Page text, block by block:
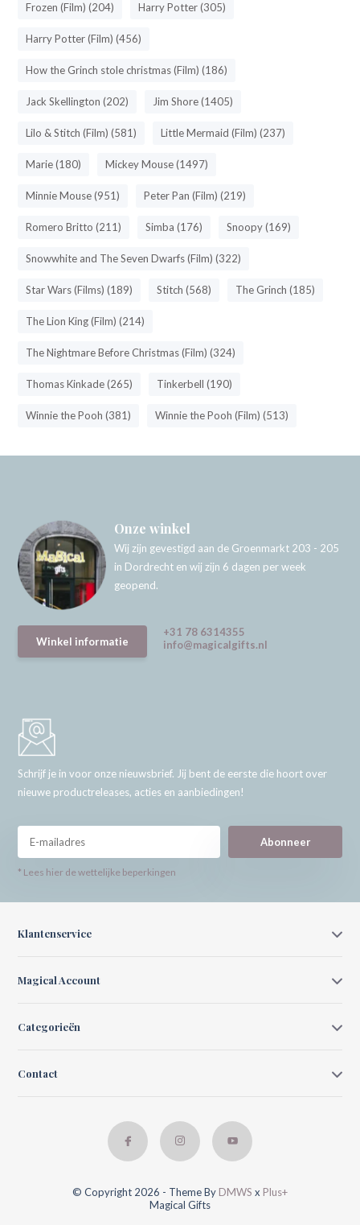
Frozen (Film) (204) Harry Potter (305)
Harry Potter (Film) (456)
How the Grinch stole christmas (Film) (186)
Jack Skellington (202) Jim Shore (1405)
Lilo & Stitch (Film) (581) Little Mermaid (Film) (237)
Marie (180) Mickey Mouse (1497)
Minnie Mouse (951) Peter Pan (Film) (219)
Romero Britto (211) Simba (176) Snoopy (169)
Snowwhite and The Seven Dwarfs (Film) (322)
Star Wars (Films) (189) Stitch (568) The Grinch (185)
The Lion King (Film) (214)
The Nightmare Before Christmas (Film) (324)
Thomas Kinkade (265) Tinkerbell (190)
Winnie the Pooh (381) Winnie the Pooh (Film) (513)
Onze winkel
Wij zijn gevestigd aan de Groenmarkt 203 - 205
in Dordrecht en wij zijn 6 dagen per week
geopend.
Winkel informatie
+31 78 6314355
info@magicalgifts.nl
Schrijf je in voor onze nieuwsbrief. Jij bent de eerste die hoort over
nieuwe productreleases, acties en aanbiedingen!
Abonneer
* Lees hier de wettelijke beperkingen
Klantenservice
Magical Account
Categorieën
Contact
© Copyright 2026 - Theme By DMWS x Plus+
Magical Gifts